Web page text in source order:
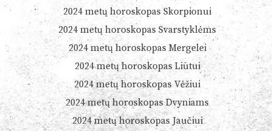
2024 metų horoskopas Skorpionui
2024 metų horoskopas Svarstyklėms
2024 metų horoskopas Mergelei
2024 metų horoskopas Liūtui
2024 metų horoskopas Vėžiui
2024 metų horoskopas Dvyniams
2024 metų horoskopas Jaučiui